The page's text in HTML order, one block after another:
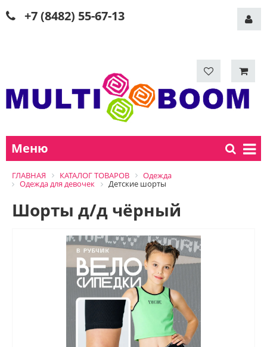
+7 (8482) 55-67-13
Меню
ГЛАВНАЯ КАТАЛОГ ТОВАРОВ
Одежда
Одежда для девочек
Детские шорты
Шорты д/д чёрный